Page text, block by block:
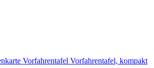
Vorfahrentafel Vorfahrentafel, kompakt